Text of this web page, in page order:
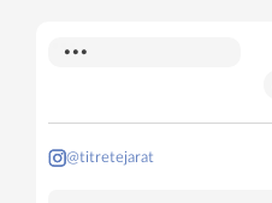
@titretejarat